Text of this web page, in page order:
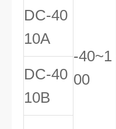
-40~1
00
DC-40
10A
DC-40
10B